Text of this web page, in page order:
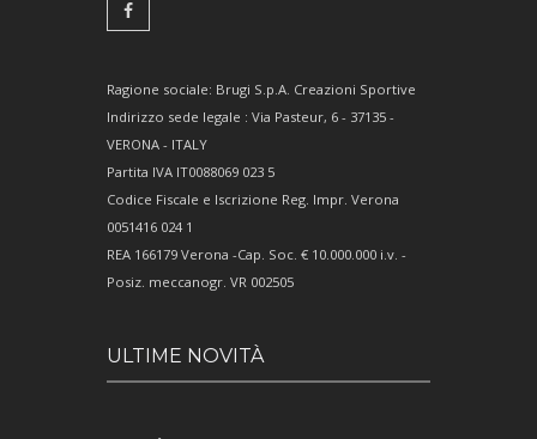
Ragione sociale: Brugi S.p.A. Creazioni Sportive
Indirizzo sede legale : Via Pasteur, 6 - 37135 -
VERONA - ITALY
Partita IVA IT0088069 023 5
Codice Fiscale e Iscrizione Reg. Impr. Verona
0051416 024 1
REA 166179 Verona -Cap. Soc. € 10.000.000 i.v. -
Posiz. meccanogr. VR 002505
ULTIME NOVITÀ